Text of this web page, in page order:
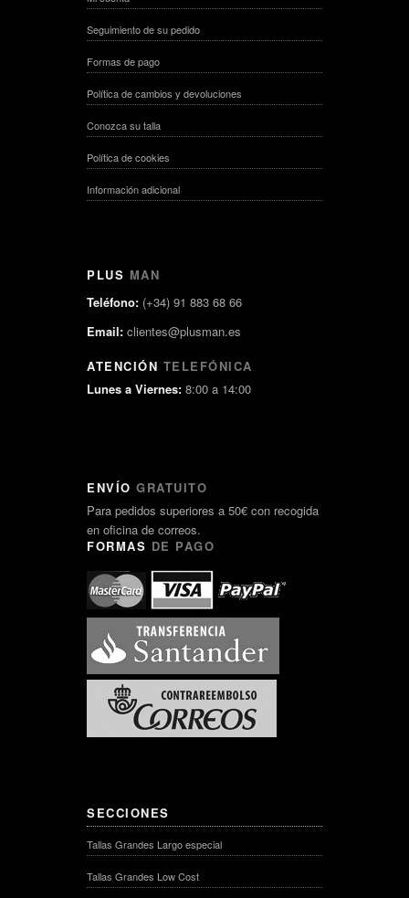
Seguimiento de su pedido
Formas de pago
Política de cambios y devoluciones
Conozca su talla
Política de cookies
Información adicional
PLUS MAN
Teléfono: (+34) 91 883 68 66
Email: clientes@plusman.es
ATENCIÓN TELEFÓNICA
Lunes a Viernes: 8:00 a 14:00
ENVÍO GRATUITO
Para pedidos superiores a 50€ con recogida
en oficina de correos.
FORMAS DE PAGO
SECCIONES
Tallas Grandes Largo especial
Tallas Grandes Low Cost